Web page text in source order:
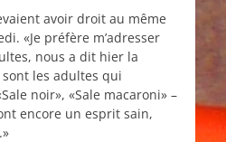
avoir droit au même
«Je préfère m’adresser
nous a dit hier la
sont les adultes qui
noir», «Sale macaroni» –
encore un esprit sain,